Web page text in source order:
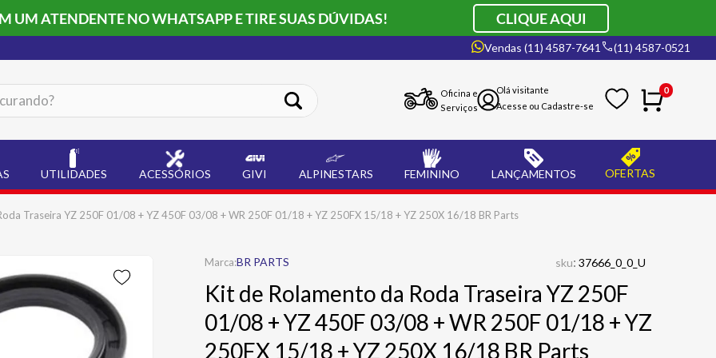
UM ATENDENTE NO WHATSAPP E TIRE SUAS DÚVIDAS! CLIQUE AQUI
Vendas (11) 4587-7641 (11) 4587-0521
Oficina e
Serviços
0
UTILIDADES ACESSÓRIOS GIVI ALPINESTARS FEMININO LANÇAMENTOS OFERTAS
Traseira YZ 250F 01/08 + YZ 450F 03/08 + WR 250F 01/18 + YZ 250FX 15/18 + YZ 250X 16/18 BR Parts
BR PARTS sku: 37666_0_0_U
Kit de Rolamento da Roda Traseira YZ 250F
01/08 + YZ 450F 03/08 + WR 250F 01/18 + YZ
250FX 15/18 + YZ 250X 16/18 BR Parts